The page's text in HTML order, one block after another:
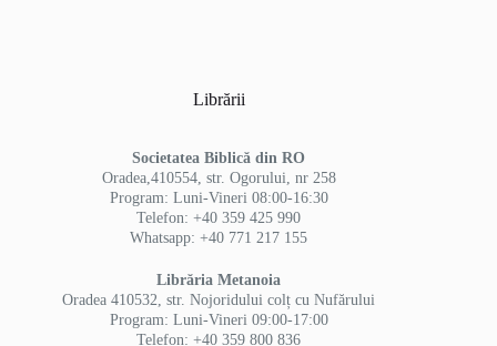
Librării
Societatea Biblică din RO
Oradea,410554, str. Ogorului, nr 258
Program: Luni-Vineri 08:00-16:30
Telefon: +40 359 425 990
Whatsapp: +40 771 217 155
Librăria Metanoia
Oradea 410532, str. Nojoridului colț cu Nufărului
Program: Luni-Vineri 09:00-17:00
Telefon: +40 359 800 836